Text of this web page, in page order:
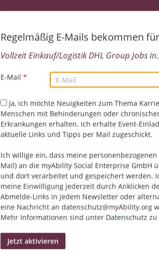
Regelmäßig E-Mails bekommen für
Vollzeit Einkauf/Logistik DHL Group Jobs
E-Mail *
Ja, ich möchte Neuigkeiten zum Thema
Menschen mit Behinderungen oder
Erkrankungen erhalten. Ich erhalte Event-
aktuelle Links und Tipps per Mail zugeschickt.
Ich willige ein, dass meine personenbezogenen
Mail) an die myAbility Social Enterprise GmbH
und dort verarbeitet und gespeichert werden.
meine Einwilligung jederzeit durch Anklicken
Abmelde-Links in jedem Newsletter oder
eine Nachricht an datenschutz@myAbility.org
Mehr Informationen sind unter Datenschutz zu
Deutschland, Schleswig-Holstein, Deutschland,
Einkauf/Logistik | Deutsch | Englisch | PC-
Ausbildung Fachkraft Kurier-, Express- u.
03.08.2026,
DHL Group
Deutschland, Baden-Württemberg, Deutschland,
Deutschland, Brandenburg, Deutschland, Bremen,
Deutschland, Hessen, Deutschland, Mecklenburg-
Niedersachsen, Deutschland, Nordrhein-Westfalen,
Deutschland, Saarland, Deutschland, Sachsen,
Deutschland, Thüringen, Deutschland
Einkauf/Logistik | Sonstiges | Deutsch | Führerschein
Ausbildung Berufskraftfahrer/-in (m/w/d) in
03.08.2026,DHL Group
Stuttgart, Deutschland, München, Deutschland,
Deutschland, Bremen, Deutschland, Hamburg,
Deutschland, Hannover, Deutschland, Düsseldorf,
Deutschland, Saarbrücken, Deutschland, Dresden,